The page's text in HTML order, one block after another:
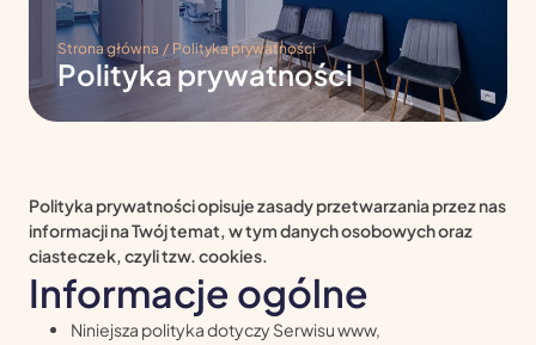
Strona główna / Polityka prywatności
Polityka prywatności
Polityka prywatności opisuje zasady przetwarzania przez nas
informacji na Twój temat, w tym danych osobowych oraz
ciasteczek, czyli tzw. cookies.
Informacje ogólne
Niniejsza polityka dotyczy Serwisu www,